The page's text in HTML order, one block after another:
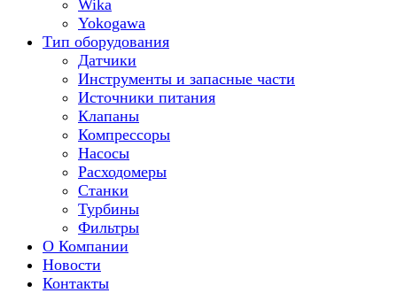
Wika
Yokogawa
Тип оборудования
Датчики
Инструменты и запасные части
Источники питания
Клапаны
Компрессоры
Насосы
Расходомеры
Станки
Турбины
Фильтры
О Компании
Новости
Контакты